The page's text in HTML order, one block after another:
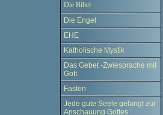
Die Bibel
Die Engel
EHE
Katholische Mystik
Das Gebet -Zwiesprache mit
Gott
Fasten
Jede gute Seele gelangt zur
Anschauung Gottes